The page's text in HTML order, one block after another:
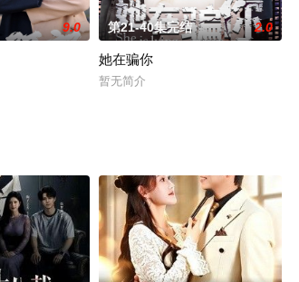
9.0 第21-40集完结 2.0
她在骗你
暂无简介